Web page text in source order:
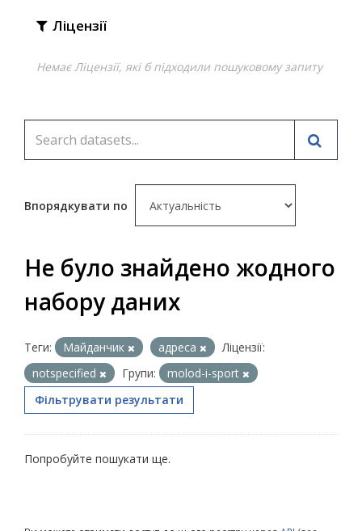
Ліцензії
Немає Ліцензії, які б підходили пошуковому запиту
Впорядкувати по
Не було знайдено жодного
набору даних
Теги: Майданчик адреса
Ліцензії:
notspecified
Групи:
molod-i-sport
Фільтрувати результати
Попробуйте пошукати ще.